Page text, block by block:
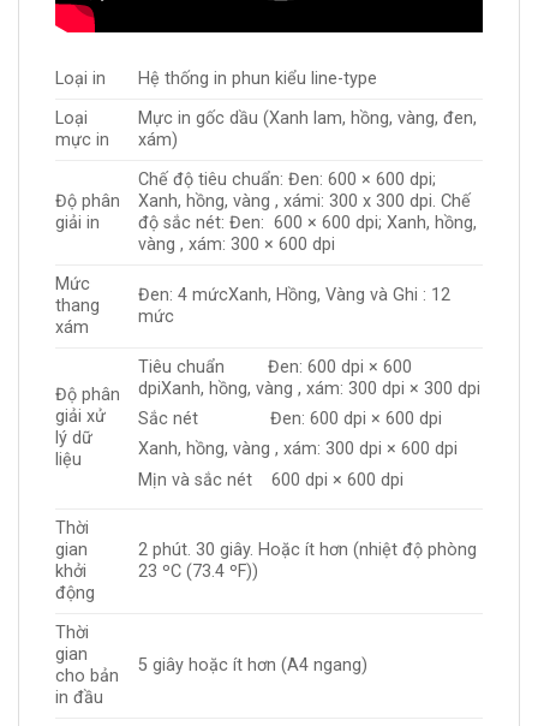
Loại in
Hệ thống in phun kiểu line-type
Loại
mực in
Mực in gốc dầu (Xanh lam, hồng, vàng, đen,
xám)
Độ phân
giải in
Chế độ tiêu chuẩn: Đen: 600 × 600 dpi;
Xanh, hồng, vàng , xámi: 300 x 300 dpi. Chế
độ sắc nét: Đen: 600 × 600 dpi; Xanh, hồng,
vàng , xám: 300 × 600 dpi
Mức
thang
xám
Đen: 4 mứcXanh, Hồng, Vàng và Ghi : 12
mức
Độ phân
giải xử
lý dữ
liệu
Tiêu chuẩn Đen: 600 dpi × 600
dpiXanh, hồng, vàng , xám: 300 dpi × 300 dpi
Sắc nét Đen: 600 dpi × 600 dpi
Xanh, hồng, vàng , xám: 300 dpi × 600 dpi
Mịn và sắc nét 600 dpi × 600 dpi
Thời
gian
khởi
động
2 phút. 30 giây. Hoặc ít hơn (nhiệt độ phòng
23 ºC (73.4 ºF))
Thời
gian
cho bản
in đầu
5 giây hoặc ít hơn (A4 ngang)